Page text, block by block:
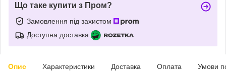
Що таке купити з Пром?
Замовлення під захистом
Доступна доставка
Опис Характеристики Доставка Оплата Умови